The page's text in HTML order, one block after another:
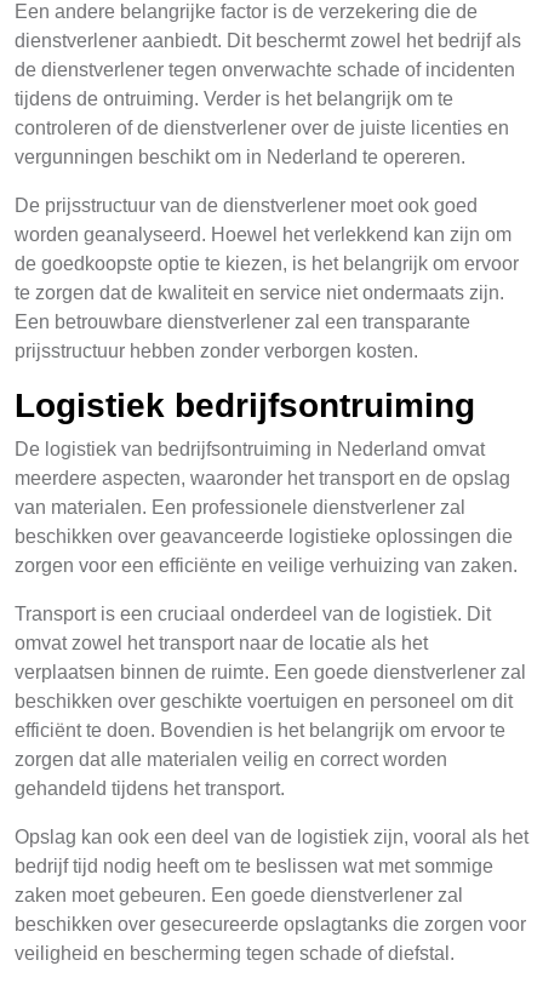
Een andere belangrijke factor is de verzekering die de
dienstverlener aanbiedt. Dit beschermt zowel het bedrijf als
de dienstverlener tegen onverwachte schade of incidenten
tijdens de ontruiming. Verder is het belangrijk om te
controleren of de dienstverlener over de juiste licenties en
vergunningen beschikt om in Nederland te opereren.
De prijsstructuur van de dienstverlener moet ook goed
worden geanalyseerd. Hoewel het verlekkend kan zijn om
de goedkoopste optie te kiezen, is het belangrijk om ervoor
te zorgen dat de kwaliteit en service niet ondermaats zijn.
Een betrouwbare dienstverlener zal een transparante
prijsstructuur hebben zonder verborgen kosten.
Logistiek bedrijfsontruiming
De logistiek van bedrijfsontruiming in Nederland omvat
meerdere aspecten, waaronder het transport en de opslag
van materialen. Een professionele dienstverlener zal
beschikken over geavanceerde logistieke oplossingen die
zorgen voor een efficiënte en veilige verhuizing van zaken.
Transport is een cruciaal onderdeel van de logistiek. Dit
omvat zowel het transport naar de locatie als het
verplaatsen binnen de ruimte. Een goede dienstverlener zal
beschikken over geschikte voertuigen en personeel om dit
efficiënt te doen. Bovendien is het belangrijk om ervoor te
zorgen dat alle materialen veilig en correct worden
gehandeld tijdens het transport.
Opslag kan ook een deel van de logistiek zijn, vooral als het
bedrijf tijd nodig heeft om te beslissen wat met sommige
zaken moet gebeuren. Een goede dienstverlener zal
beschikken over gesecureerde opslagtanks die zorgen voor
veiligheid en bescherming tegen schade of diefstal.